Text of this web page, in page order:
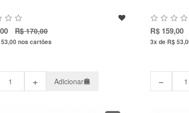
R$ 170,00
53,00nos cartões
+ Adicionar
R$ 159,00
3x de R$
−